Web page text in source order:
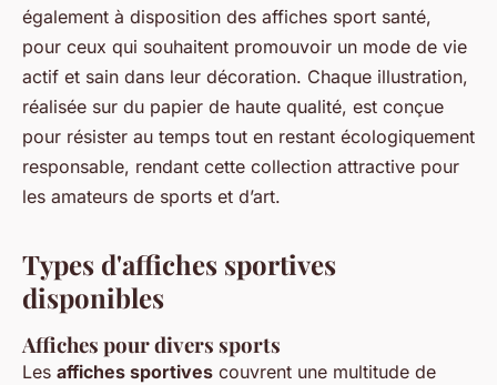
également à disposition des affiches sport santé,
pour ceux qui souhaitent promouvoir un mode de vie
actif et sain dans leur décoration. Chaque illustration,
réalisée sur du papier de haute qualité, est conçue
pour résister au temps tout en restant écologiquement
responsable, rendant cette collection attractive pour
les amateurs de sports et d’art.
Types d'affiches sportives
disponibles
Affiches pour divers sports
Les affiches sportives couvrent une multitude de